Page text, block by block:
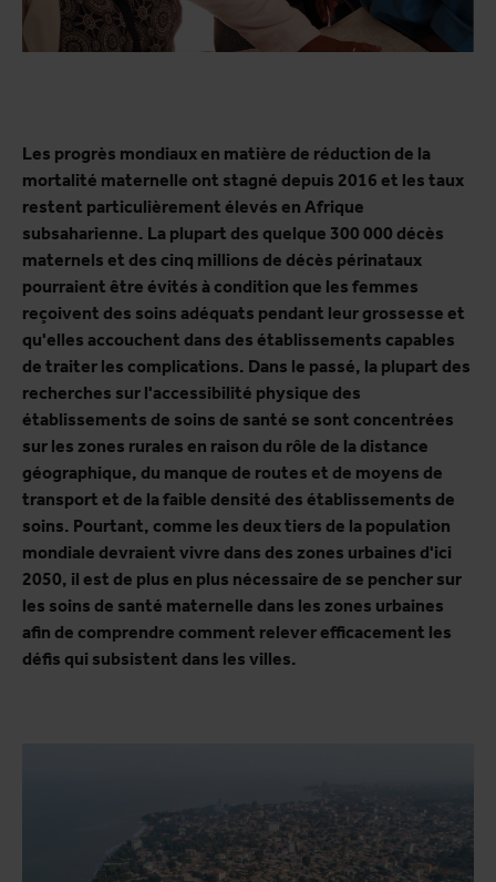
Les progrès mondiaux en matière de réduction de la
mortalité maternelle ont stagné depuis 2016 et les taux
restent particulièrement élevés en Afrique
subsaharienne. La plupart des quelque 300 000 décès
maternels et des cinq millions de décès périnataux
pourraient être évités à condition que les femmes
reçoivent des soins adéquats pendant leur grossesse et
qu'elles accouchent dans des établissements capables
de traiter les complications. Dans le passé, la plupart des
recherches sur l'accessibilité physique des
établissements de soins de santé se sont concentrées
sur les zones rurales en raison du rôle de la distance
géographique, du manque de routes et de moyens de
transport et de la faible densité des établissements de
soins. Pourtant, comme les deux tiers de la population
mondiale devraient vivre dans des zones urbaines d'ici
2050, il est de plus en plus nécessaire de se pencher sur
les soins de santé maternelle dans les zones urbaines
afin de comprendre comment relever efficacement les
défis qui subsistent dans les villes.